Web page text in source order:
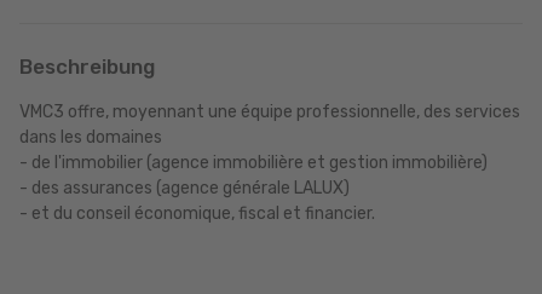
Beschreibung
VMC3 offre, moyennant une équipe professionnelle, des services
dans les domaines
- de l'immobilier (agence immobilière et gestion immobilière)
- des assurances (agence générale LALUX)
- et du conseil économique, fiscal et financier.